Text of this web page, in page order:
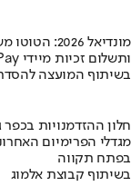
מונדיאל 2026: הטוטו משנה את הכללים
יחסי הימור משופרים, הפקדות ב-Apple Pay ותשלום זכיות מיידי
בשיתוף המועצה
חלון ההזדמנויות בכפר
בפתח תקווה
בשיתוף קבוצת אלמוג